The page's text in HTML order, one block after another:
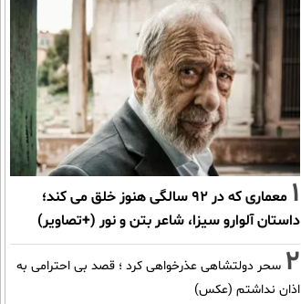
1
معماری که در 92 سالگی هنوز خلق می کند؛
داستان آلوارو سیزا، شاعر بتن و نور (+تصاویر)
2 سحر دولتشاهی عذرخواهی کرد ؛ قصد بی احترامی به
اذان نداشتم (عکس)